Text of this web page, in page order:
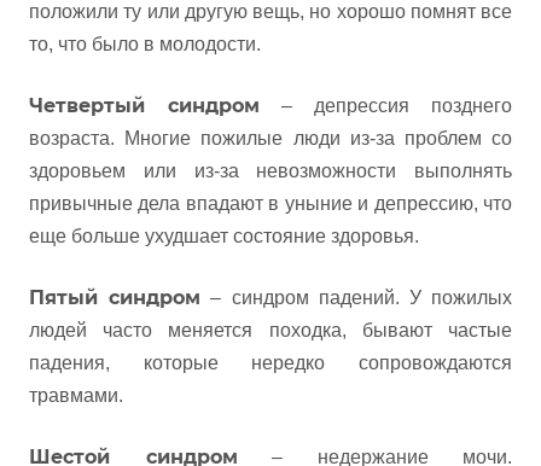
положили ту или другую вещь, но хорошо помнят все
то, что было в молодости.
Четвертый синдром – депрессия позднего
возраста. Многие пожилые люди из-за проблем со
здоровьем или из-за невозможности выполнять
привычные дела впадают в уныние и депрессию, что
еще больше ухудшает состояние здоровья.
Пятый синдром – синдром падений. У пожилых
людей часто меняется походка, бывают частые
падения, которые нередко сопровождаются
травмами.
Шестой синдром – недержание мочи.